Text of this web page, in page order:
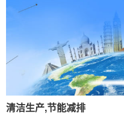
清洁生产,节能减排